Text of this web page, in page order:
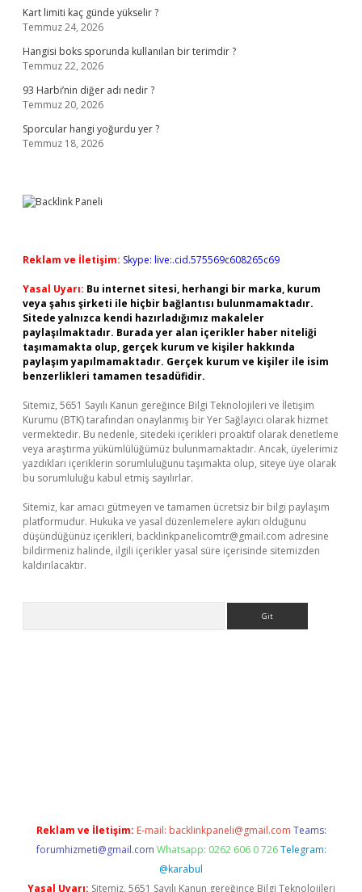
Kart limiti kaç günde yükselir ?
Temmuz 24, 2026
Hangisi boks sporunda kullanılan bir terimdir ?
Temmuz 22, 2026
93 Harbi’nin diğer adı nedir ?
Temmuz 20, 2026
Sporcular hangi yoğurdu yer ?
Temmuz 18, 2026
Reklam ve İletişim: Skype: live:.cid.575569c608265c69
Yasal Uyarı: Bu internet sitesi, herhangi bir marka, kurum
veya şahıs şirketi ile hiçbir bağlantısı bulunmamaktadır.
Sitede yalnızca kendi hazırladığımız makaleler
paylaşılmaktadır. Burada yer alan içerikler haber niteliği
taşımamakta olup, gerçek kurum ve kişiler hakkında
paylaşım yapılmamaktadır. Gerçek kurum ve kişiler ile isim
benzerlikleri tamamen tesadüfidir.
Sitemiz, 5651 Sayılı Kanun gereğince Bilgi Teknolojileri ve İletişim
Kurumu (BTK) tarafından onaylanmış bir Yer Sağlayıcı olarak hizmet
vermektedir. Bu nedenle, sitedeki içerikleri proaktif olarak denetleme
veya araştırma yükümlülüğümüz bulunmamaktadır. Ancak, üyelerimiz
yazdıkları içeriklerin sorumluluğunu taşımakta olup, siteye üye olarak
bu sorumluluğu kabul etmiş sayılırlar.
Sitemiz, kar amacı gütmeyen ve tamamen ücretsiz bir bilgi paylaşım
platformudur. Hukuka ve yasal düzenlemelere aykırı olduğunu
düşündüğünüz içerikleri, backlinkpanelicomtr@gmail.com adresine
bildirmeniz halinde, ilgili içerikler yasal süre içerisinde sitemizden
kaldırılacaktır.
Reklam ve İletişim: E-mail: backlinkpaneli@gmail.com Teams:
forumhizmeti@gmail.com Whatsapp: 0262 606 0 726 Telegram:
@karabul
Yasal Uyarı: Sitemiz, 5651 Sayılı Kanun gereğince Bilgi Teknolojileri